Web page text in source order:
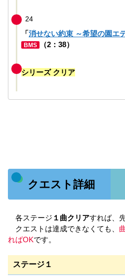
24
「消せない約束 ～希望の園エ
BMS （2：38）
シリーズ クリア
クエスト詳細
各ステージ １曲クリアすれば、
クエストは達成できなくても、
ればOKです。
ステージ１